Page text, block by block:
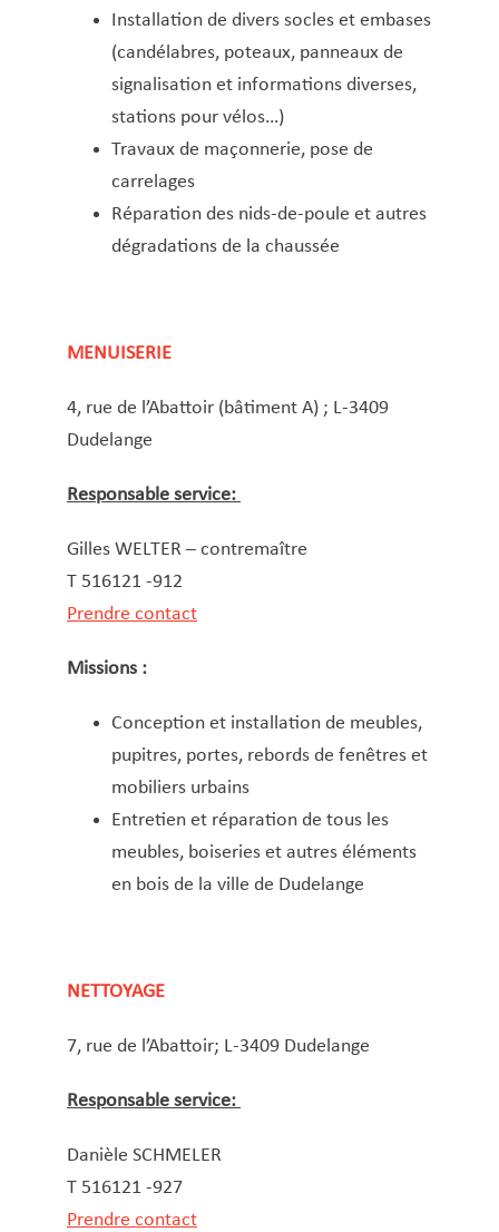
Installation de divers socles et embases
(candélabres, poteaux, panneaux de
signalisation et informations diverses,
stations pour vélos…)
Travaux de maçonnerie, pose de
carrelages
Réparation des nids-de-poule et autres
dégradations de la chaussée
MENUISERIE
4, rue de l’Abattoir (bâtiment A) ; L-3409
Dudelange
Responsable service:
Gilles WELTER – contremaître
T 516121 -912
Prendre contact
Missions :
Conception et installation de meubles,
pupitres, portes, rebords de fenêtres et
mobiliers urbains
Entretien et réparation de tous les
meubles, boiseries et autres éléments
en bois de la ville de Dudelange
NETTOYAGE
7, rue de l’Abattoir; L-3409 Dudelange
Responsable service:
Danièle SCHMELER
T 516121 -927
Prendre contact